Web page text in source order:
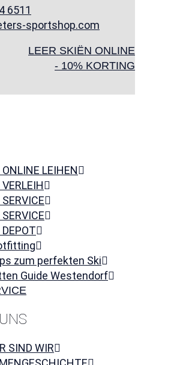
6511
sportshop.com
LEER SKIËN ONLINE
- 10% KORTING
ONLINE LEIHEN
DEPOT
zum perfekten Ski
Guide Westendorf
SIND WIR